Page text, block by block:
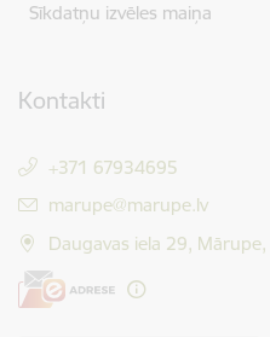
Sīkdatņu izvēles maiņa
Kontakti
+371 67934695
E-pasts:
marupe@marupe.lv
Daugavas iela 29,